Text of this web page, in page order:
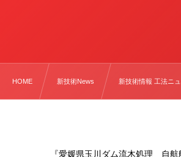
HOME 新技術News 新技術情報 工法ニ
『愛媛県玉川ダム流木処理 自航